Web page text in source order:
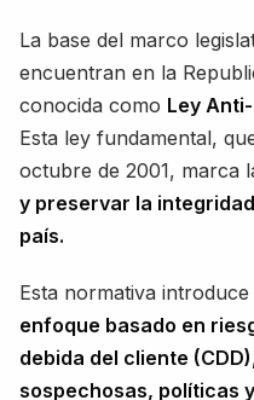
La base del marco
encuentran en la
conocida como Ley
Esta ley fundamental,
octubre de 2001, marca
y preservar la
país.
Esta normativa
enfoque basado en
debida del cliente
sospechosas, políticas